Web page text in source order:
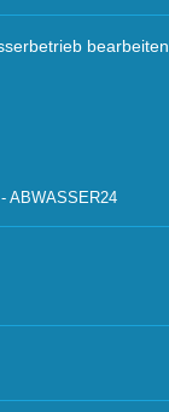
bearbeiten
ABWASSER24